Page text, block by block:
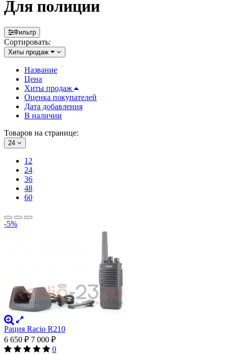
Для полиции
Фильтр
Сортировать:
Хиты продаж
Название
Цена
Хиты продаж
Оценка покупателей
Дата добавления
В наличии
Товаров на странице:
24
12
24
36
48
60
-5%
Рация Racio R210
6 650 ₽ 7 000 ₽
0